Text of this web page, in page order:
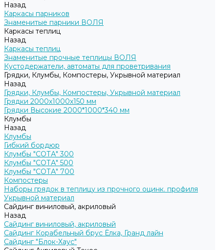
Назад
Каркасы парников
Знаменитые парники ВОЛЯ
Каркасы теплиц
Назад
Каркасы теплиц
Знаменитые прочные теплицы ВОЛЯ
Кустодержатели, автоматы для проветривания
Грядки, Клумбы, Компостеры, Укрывной материал
Назад
Грядки, Клумбы, Компостеры, Укрывной материал
Грядки 2000х1000х150 мм
Грядки Высокие 2000*1000*340 мм
Клумбы
Назад
Клумбы
Гибкий бордюр
Клумбы "СОТА" 300
Клумбы "СОТА" 500
Клумбы "СОТА" 700
Компостеры
Наборы грядок в теплицу из прочного оцинк. профиля
Укрывной материал
Сайдинг виниловый, акриловый
Назад
Сайдинг виниловый, акриловый
Сайдинг Корабельный брус Ёлка, Гранд лайн
Сайдинг "Блок-Хаус"